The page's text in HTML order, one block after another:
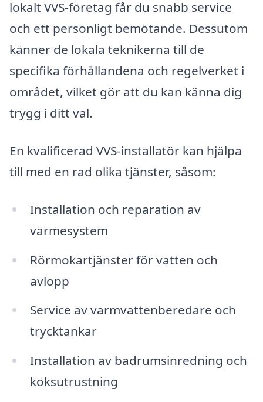
lokalt VVS-företag får du snabb service
och ett personligt bemötande. Dessutom
känner de lokala teknikerna till de
specifika förhållandena och regelverket i
området, vilket gör att du kan känna dig
trygg i ditt val.
En kvalificerad VVS-installatör kan hjälpa
till med en rad olika tjänster, såsom:
Installation och reparation av
värmesystem
Rörmokartjänster för vatten och
avlopp
Service av varmvattenberedare och
trycktankar
Installation av badrumsinredning och
köksutrustning